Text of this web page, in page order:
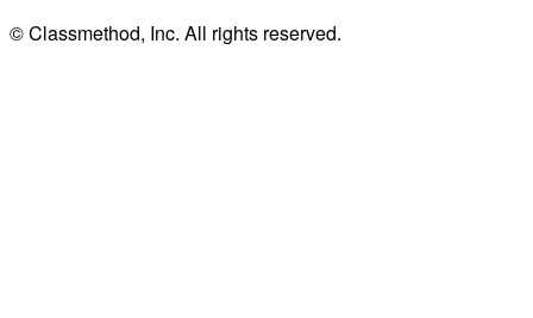
© Classmethod, Inc. All rights reserved.